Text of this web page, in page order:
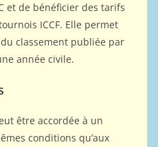
et de bénéficier des tarifs
ICCF. Elle permet
classement publiée par
année civile.
être accordée à un
conditions qu’aux